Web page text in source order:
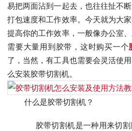
易把两面沾到一起去，也往往扯不
打包速度和工作效率。今天就为大
提高你的工作效率，一般像办公室
需要大量用到胶带，这时购买一个
了，当然，有工具也需要会灵活使
么安装胶带切割机。
什么是胶带切割机？
胶带切割机是一种用来切割